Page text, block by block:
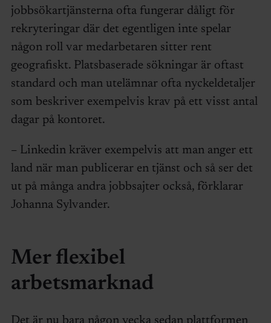
jobbsökartjänsterna ofta fungerar dåligt för
rekryteringar där det egentligen inte spelar
någon roll var medarbetaren sitter rent
geografiskt. Platsbaserade sökningar är oftast
standard och man utelämnar ofta nyckeldetaljer
som beskriver exempelvis krav på ett visst antal
dagar på kontoret.
– Linkedin kräver exempelvis att man anger ett
land när man publicerar en tjänst och så ser det
ut på många andra jobbsajter också, förklarar
Johanna Sylvander.
Mer flexibel
arbetsmarknad